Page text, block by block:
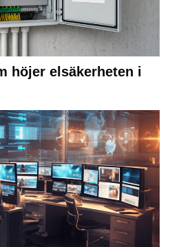
höjer elsäkerheten i